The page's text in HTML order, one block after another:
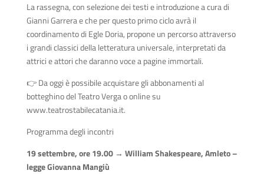
La rassegna, con selezione dei testi e introduzione a cura di
Gianni Garrera e che per questo primo ciclo avrà il
coordinamento di Egle Doria, propone un percorso attraverso
i grandi classici della letteratura universale, interpretati da
attrici e attori che daranno voce a pagine immortali.
👉 Da oggi è possibile acquistare gli abbonamenti al
botteghino del Teatro Verga o online su
www.teatrostabilecatania.it.
Programma degli incontri
19 settembre, ore 19.00 → William Shakespeare, Amleto –
legge Giovanna Mangiù